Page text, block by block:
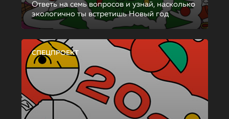
Ответь на семь вопросов и узнай, насколько
экологично ты встретишь Новый год
СПЕЦПРОЕКТ